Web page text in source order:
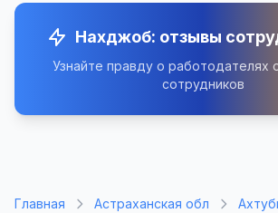
Нахджоб: отзывы
Узнайте правду о работодателях
сотрудников
Главная Астраханская обл